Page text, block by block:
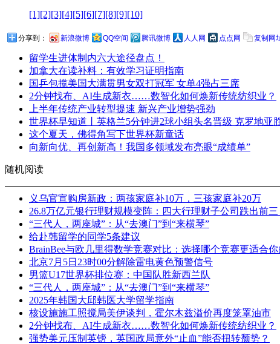
[1][2][3][4][5][6][7][8][9][10]
分享到： 新浪微博 QQ空间 腾讯微博 人人网 点点网 复制网
留学生进体制内六大途径盘点！
加拿大在读补料：有效学习证明指南
国乒包揽美国大满贯男女双打冠军 女单4强占三席
2分钟找布、AI生成新衣……数智化如何焕新传统纺织业？
上半年传统产业转型提速 新兴产业增势强劲
世界杯早知道丨英格兰5分钟进2球小组头名晋级 克罗地亚
这个夏天，佛得角写下世界杯新童话
向新向优、再创新高！我国多领域发布亮眼“成绩单”
随机阅读
义乌官宣购房新政：两孩家庭补10万，三孩家庭补20万
26.8万亿元银行理财规模变阵：四大行理财子公司跌出前
“三代人，两座城”：从“去澳门”到“来横琴”
给赴韩留学的同学5条建议
BrainBee与欧几里得数学竞赛对比：选择哪个竞赛更适合
北京7月5日23时00分解除雷电黄色预警信号
男篮U17世界杯排位赛：中国队胜新西兰队
“三代人，两座城”：从“去澳门”到“来横琴”
2025年韩国大邱韩医大学留学指南
核设施施工照搅局美伊谈判，霍尔木兹溢价再度笼罩油市
2分钟找布、AI生成新衣……数智化如何焕新传统纺织业？
强势美元压制英镑，英国政局意外“止血”能否扭转颓势？